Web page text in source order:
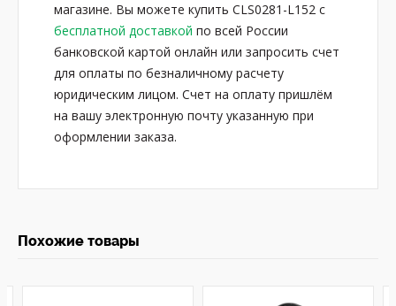
магазине. Вы можете купить CLS0281-L152 с
бесплатной доставкой по всей России
банковской картой онлайн или запросить счет
для оплаты по безналичному расчету
юридическим лицом. Счет на оплату пришлём
на вашу электронную почту указанную при
оформлении заказа.
Похожие товары